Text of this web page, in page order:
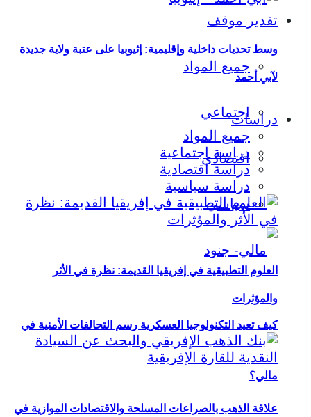
تقدير موقف
جميع المواد
اجتماعي
اقتصادي
سياسي
كيف تعيد التكنولوجيا العسكرية رسم التحالفات الأمنية في
مالي؟
وسط تحديات داخلية وإقليمية: إثيوبيا على عتبة ولاية جديدة
لآبي أحمد
دراسات
جميع المواد
دراسة اجتماعية
دراسة اقتصادية
دراسة سياسية
العلوم التطبيقية في إفريقيا القديمة: نظرة في الأثر
والمؤثرات
علاقة الذهب بالصراعات المسلحة والاقتصادات الموازية في